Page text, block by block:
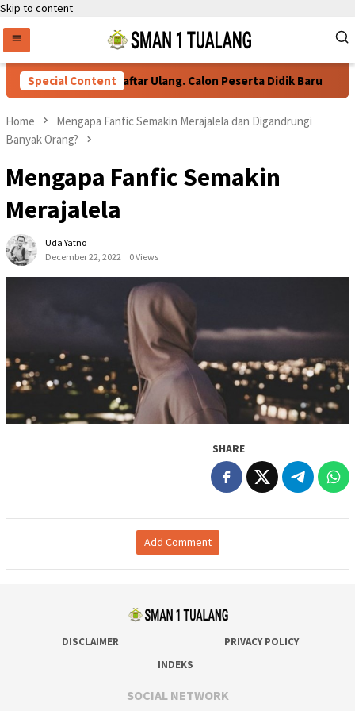
Skip to content
Special Content
Persyaratan Daftar Ulang. Calon Peserta Didik Baru
Home
Mengapa Fanfic Semakin Merajalela dan Digandrungi
Banyak Orang?
Mengapa Fanfic Semakin
Merajalela
Uda Yatno
December 22, 2022
0 Views
SHARE
Add Comment
DISCLAIMER
PRIVACY POLICY
INDEKS
SOCIAL NETWORK